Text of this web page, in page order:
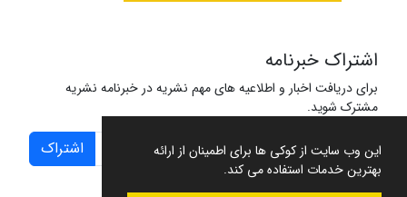
این وب سایت از کوکی ها برای اطمینان از ارائه
بهترین خدمات استفاده می کند.
اشتراک خبرنامه
برای دریافت اخبار و اطلاعیه های مهم نشریه در خبرنامه نشریه
مشترک شوید.
اشتراک